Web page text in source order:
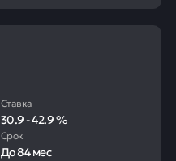
Ставка
30.9-42.9%
Срок
До84 мес